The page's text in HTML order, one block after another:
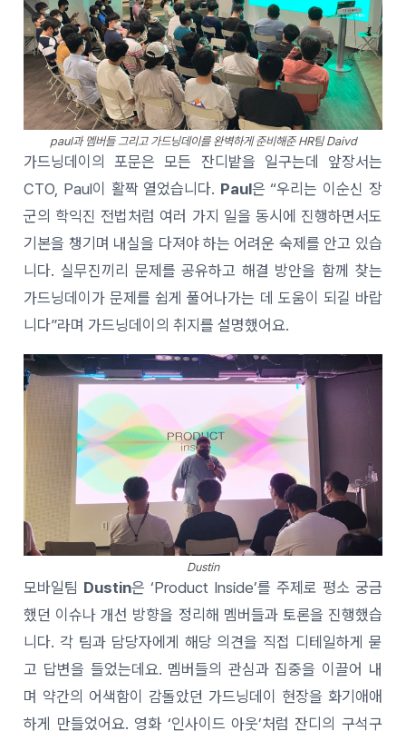
paul과 멤버들 그리고 가드닝데이를 완벽하게 준비해준 HR팀 Daivd
가드닝데이의 포문은 모든 잔디밭을 일구는데 앞장서는
CTO, Paul이 활짝 열었습니다. Paul은 “우리는 이순신 장
군의 학익진 전법처럼 여러 가지 일을 동시에 진행하면서도
기본을 챙기며 내실을 다져야 하는 어려운 숙제를 안고 있습
니다. 실무진끼리 문제를 공유하고 해결 방안을 함께 찾는
가드닝데이가 문제를 쉽게 풀어나가는 데 도움이 되길 바랍
니다”라며 가드닝데이의 취지를 설명했어요.
Dustin
모바일팀 Dustin은 ‘Product Inside’를 주제로 평소 궁금
했던 이슈나 개선 방향을 정리해 멤버들과 토론을 진행했습
니다. 각 팀과 담당자에게 해당 의견을 직접 디테일하게 묻
고 답변을 들었는데요. 멤버들의 관심과 집중을 이끌어 내
며 약간의 어색함이 감돌았던 가드닝데이 현장을 화기애애
하게 만들었어요. 영화 ‘인사이드 아웃’처럼 잔디의 구석구